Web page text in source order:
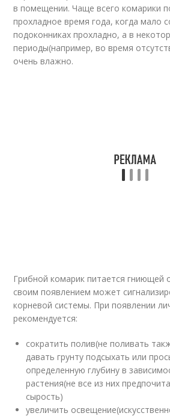
в помещении. Чаще всего комарики
прохладное время года, когда мало
подоконниках прохладно, а в
периоды(например, во время
очень влажно.
Грибной комарик питается гниющей
своим появлением может
корневой системы. При появлении
рекомендуется:
сократить полив(не поливать
давать грунту подсыхать или
определенную глубину в
растения(не все из них
сырость)
увеличить